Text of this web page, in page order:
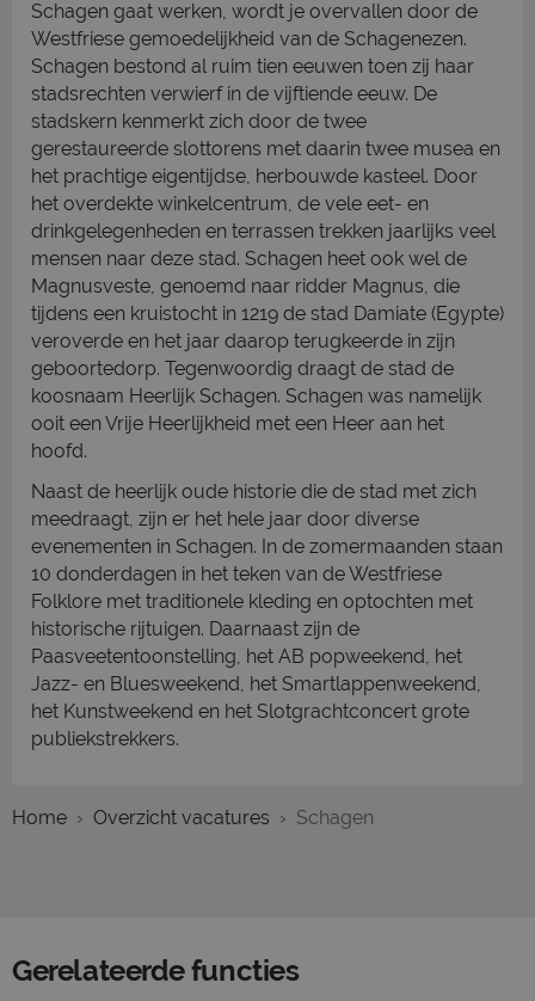
Schagen gaat werken, wordt je overvallen door de
Westfriese gemoedelijkheid van de Schagenezen.
Schagen bestond al ruim tien eeuwen toen zij haar
stadsrechten verwierf in de vijftiende eeuw. De
stadskern kenmerkt zich door de twee
gerestaureerde slottorens met daarin twee musea en
het prachtige eigentijdse, herbouwde kasteel. Door
het overdekte winkelcentrum, de vele eet- en
drinkgelegenheden en terrassen trekken jaarlijks veel
mensen naar deze stad. Schagen heet ook wel de
Magnusveste, genoemd naar ridder Magnus, die
tijdens een kruistocht in 1219 de stad Damiate (Egypte)
veroverde en het jaar daarop terugkeerde in zijn
geboortedorp. Tegenwoordig draagt de stad de
koosnaam Heerlijk Schagen. Schagen was namelijk
ooit een Vrije Heerlijkheid met een Heer aan het
hoofd.
Naast de heerlijk oude historie die de stad met zich
meedraagt, zijn er het hele jaar door diverse
evenementen in Schagen. In de zomermaanden staan
10 donderdagen in het teken van de Westfriese
Folklore met traditionele kleding en optochten met
historische rijtuigen. Daarnaast zijn de
Paasveetentoonstelling, het AB popweekend, het
Jazz- en Bluesweekend, het Smartlappenweekend,
het Kunstweekend en het Slotgrachtconcert grote
publiekstrekkers.
Home Overzicht vacatures Schagen
Gerelateerde functies